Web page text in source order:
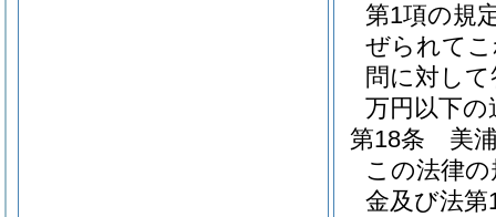
第1項の規
ぜられて
問に対し
万円以下
第18条
美
この法律
金及び法第